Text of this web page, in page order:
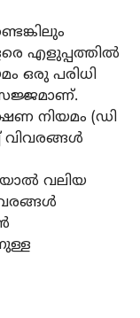
എളുപ്പത്തില്‍
ഒരു പരിധി
സജ്ജമാണ്.
നിയമം (ഡി
വിവരങ്ങള്‍
വലിയ